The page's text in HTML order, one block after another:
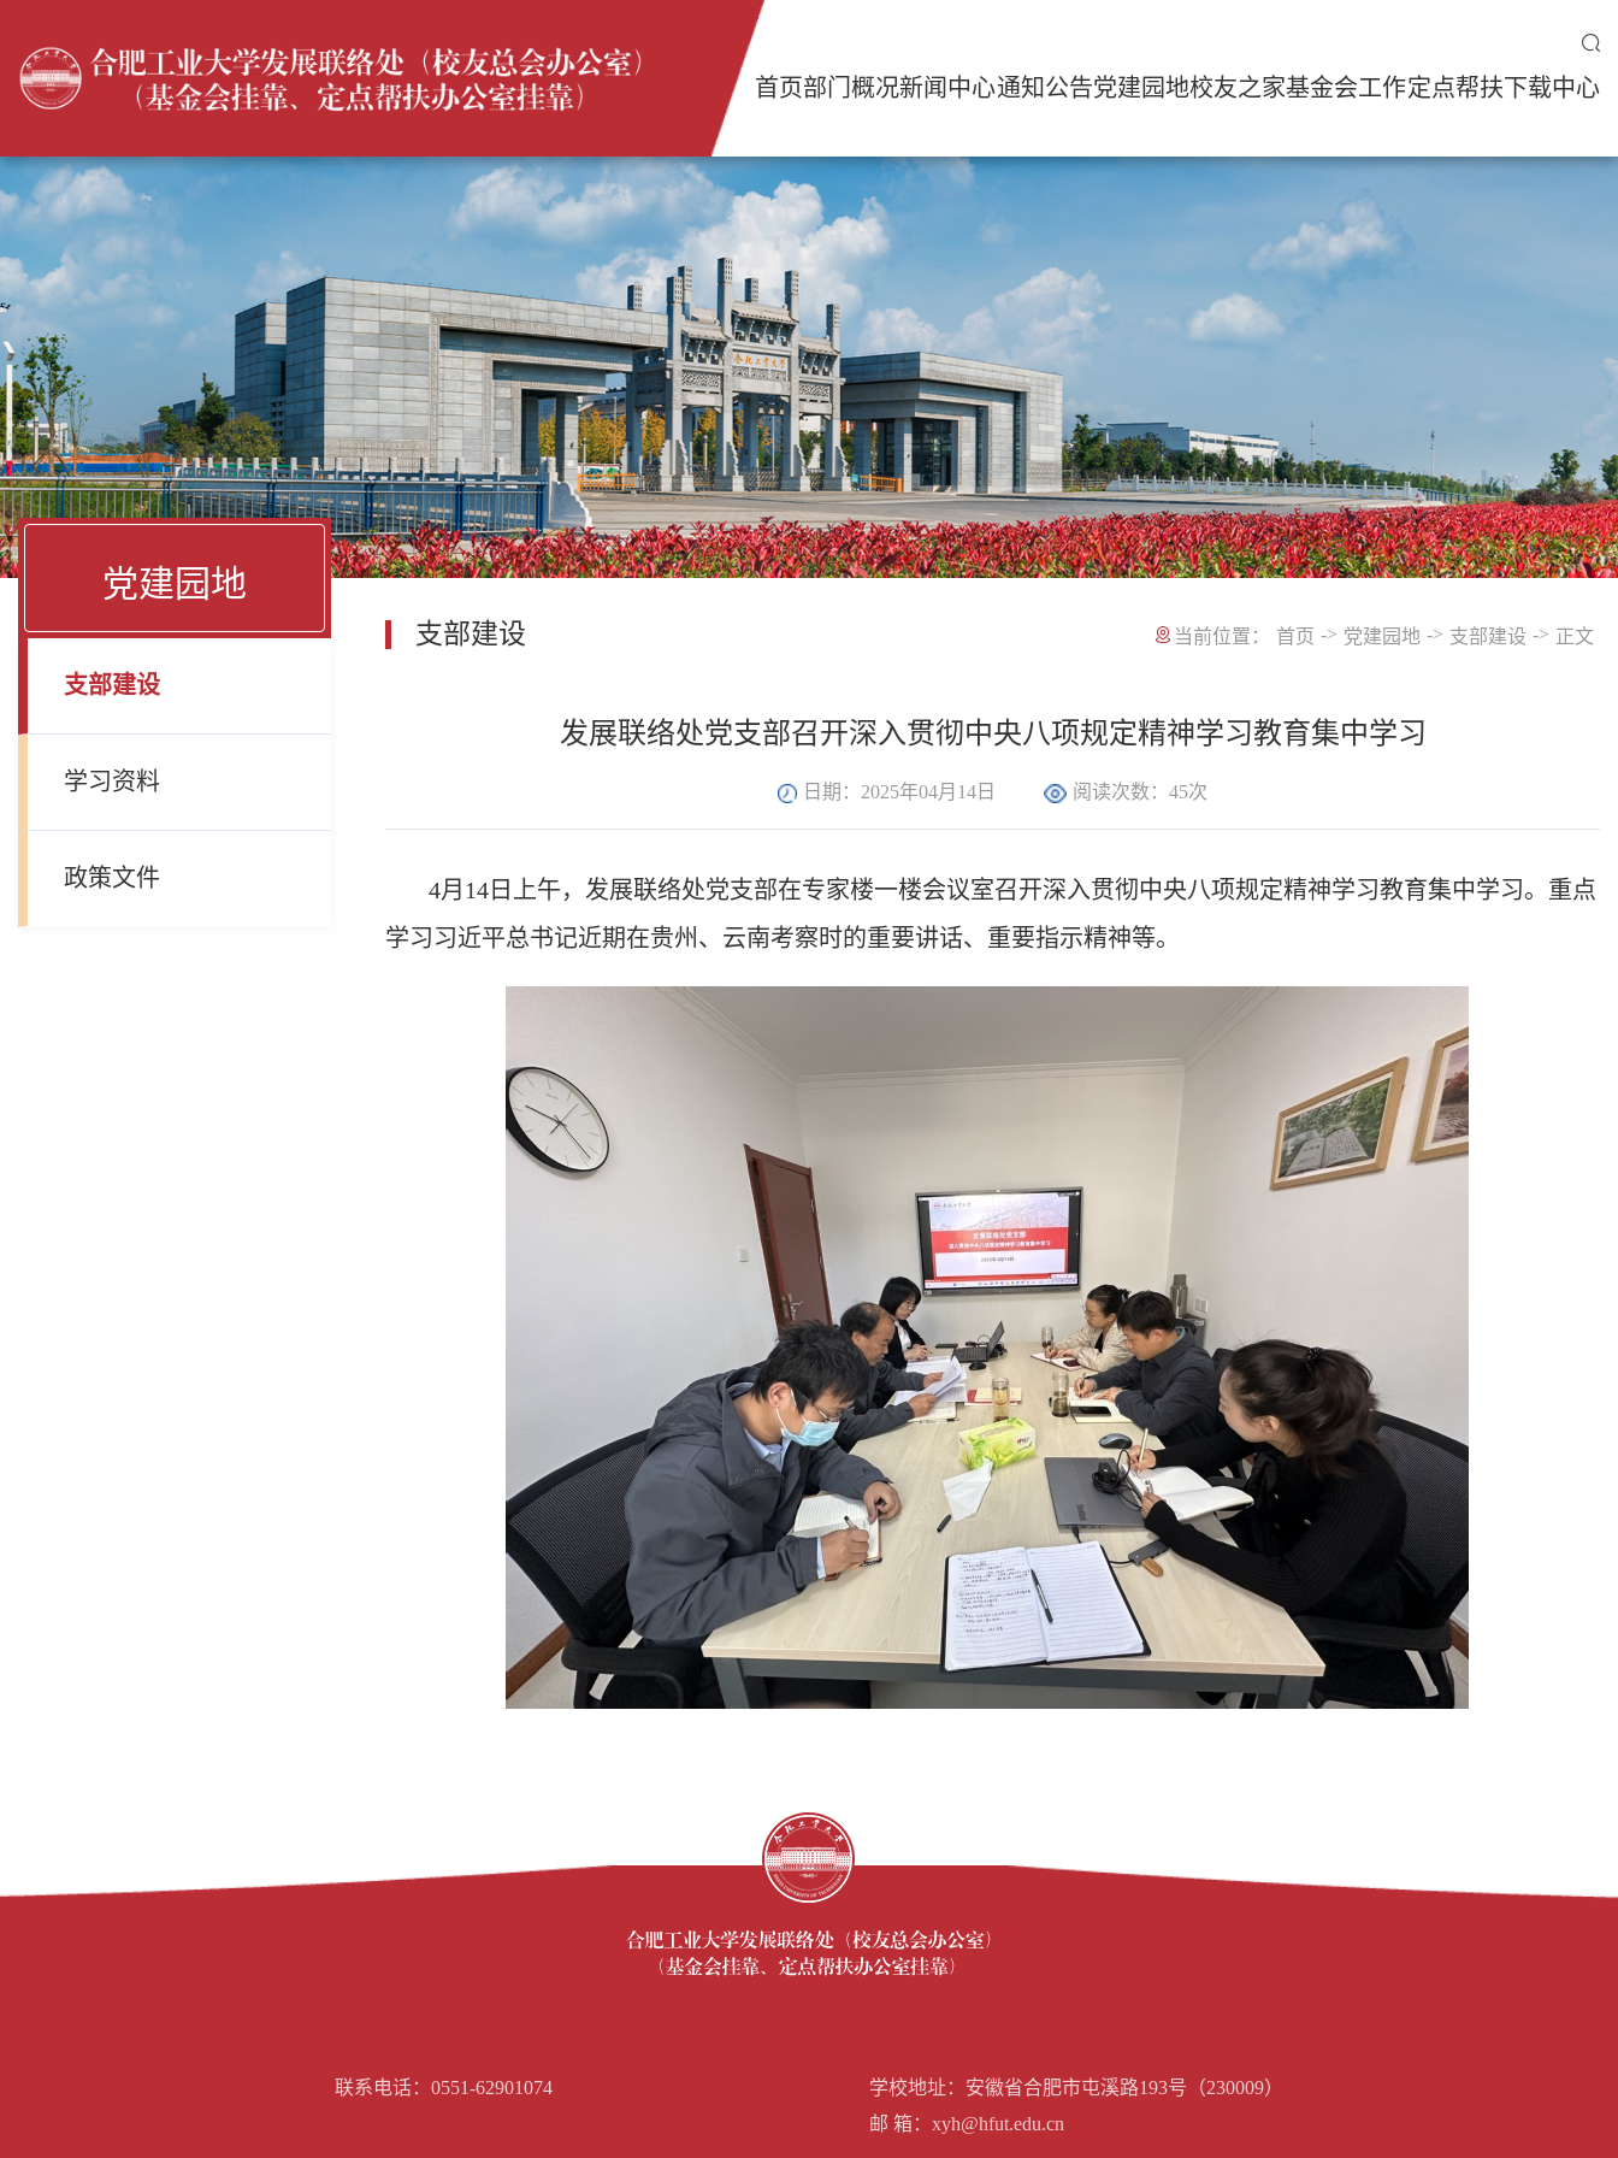
首页部门概况新闻中心通知公告党建园地校友之家基金会工作定点帮扶下载中心
党建园地
支部建设
学习资料
政策文件
支部建设 当前位置： 首页 -> 党建园地 -> 支部建设 -> 正文
发展联络处党支部召开深入贯彻中央八项规定精神学习教育集中学习
日期：2025年04月14日 阅读次数： 45次
4月 14 日上午，发展联络处党支部在专家楼一楼会议室召开深入贯彻中央八项规定精神学习教育集中学习。重点
学习习近平总书记近期在贵州、云南考察时的重要讲话、重要指示精神等。
联系电话：0551-62901074
学校地址：安徽省合肥市屯溪路193号（230009）
邮 箱：xyh@hfut.edu.cn